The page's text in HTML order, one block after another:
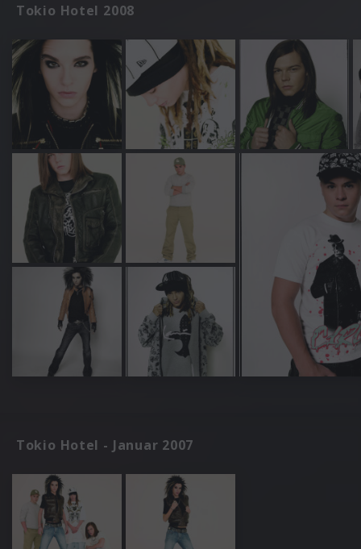
Tokio Hotel 2008
Tokio Hotel - Januar 2007